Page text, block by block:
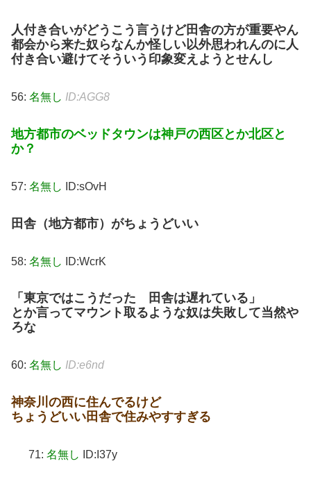
人付き合いがどうこう言うけど田舎の方が重要やん
都会から来た奴らなんか怪しい以外思われんのに人
付き合い避けてそういう印象変えようとせんし
56: 名無し ID:AGG8
地方都市のベッドタウンは神戸の西区とか北区と
か？
57: 名無し ID:sOvH
田舎（地方都市）がちょうどいい
58: 名無し ID:WcrK
「東京ではこうだった 田舎は遅れている」
とか言ってマウント取るような奴は失敗して当然や
ろな
60: 名無し ID:e6nd
神奈川の西に住んでるけど
ちょうどいい田舎で住みやすすぎる
71: 名無し ID:I37y